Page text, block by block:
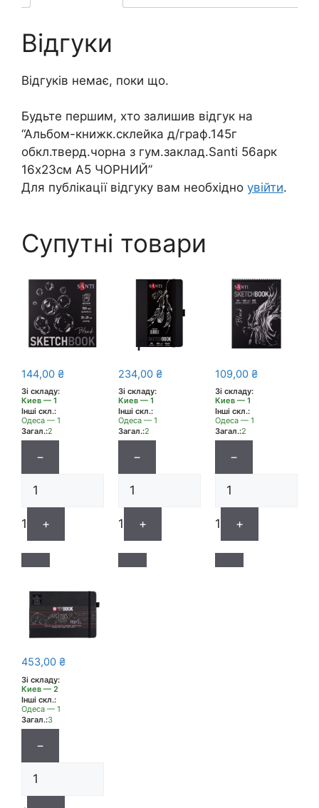
16х23см
ЧОРНИЙ
Відгуки
Відгуків немає, поки що.
Будьте першим, хто залишив відгук на
“Альбом-книжк.склейка д/граф.145г
обкл.тверд.чорна з гум.заклад.Santi 56арк
16х23см А5 ЧОРНИЙ”
Для публікації відгуку вам необхідно увійти.
Супутні товари
144,00 ₴
Зі складу:
Киев — 1
Інші скл.:
Одеса — 1
Загал.:2
−
1 +
234,00 ₴
Зі складу:
Киев — 1
Інші скл.:
Одеса — 1
Загал.:2
−
1 +
109,00 ₴
Зі складу:
Киев — 1
Інші скл.:
Одеса — 1
Загал.:2
−
1 +
453,00 ₴
Зі складу:
Киев — 2
Інші скл.:
Одеса — 1
Загал.:3
−